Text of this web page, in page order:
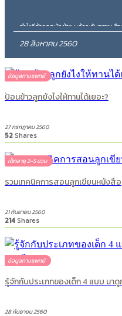
ทำไงดีถ้าลูกถนัดซ้าย เเล้วจะอันตรายหรือ
28 สิงหาคม 2560
ข้อมูลทางแพทย์
ป้อนข้าวลูกยังไงให้ทานได้เยอะ?
27 กรกฏาคม 2560
52Shares
เด็กอายุ 2-5 ขวบ
รวมเทคนิคการสอนลูกเขียนหนังสือ
21 กันยายน 2560
214Shares
ข้อมูลทางแพทย์
รู้จักกับประเภทของเด็ก 4 แบบ มา
28 กันยายน 2560